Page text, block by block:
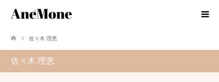
佐々木 理恵
佐々木 理恵